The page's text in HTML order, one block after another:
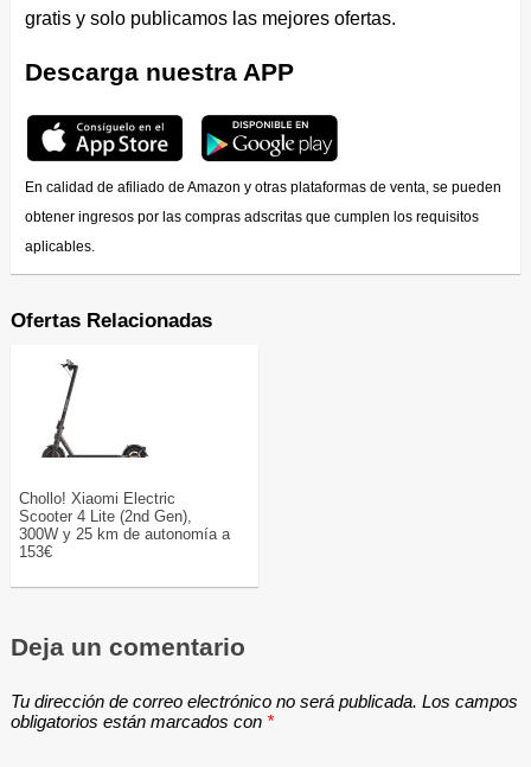
gratis y solo publicamos las mejores ofertas.
Descarga nuestra APP
En calidad de afiliado de Amazon y otras plataformas de venta, se pueden
obtener ingresos por las compras adscritas que cumplen los requisitos
aplicables.
Ofertas Relacionadas
Chollo! Xiaomi Electric
Scooter 4 Lite (2nd Gen),
300W y 25 km de autonomía a
153€
Deja un comentario
Tu dirección de correo electrónico no será publicada. Los campos
obligatorios están marcados con *